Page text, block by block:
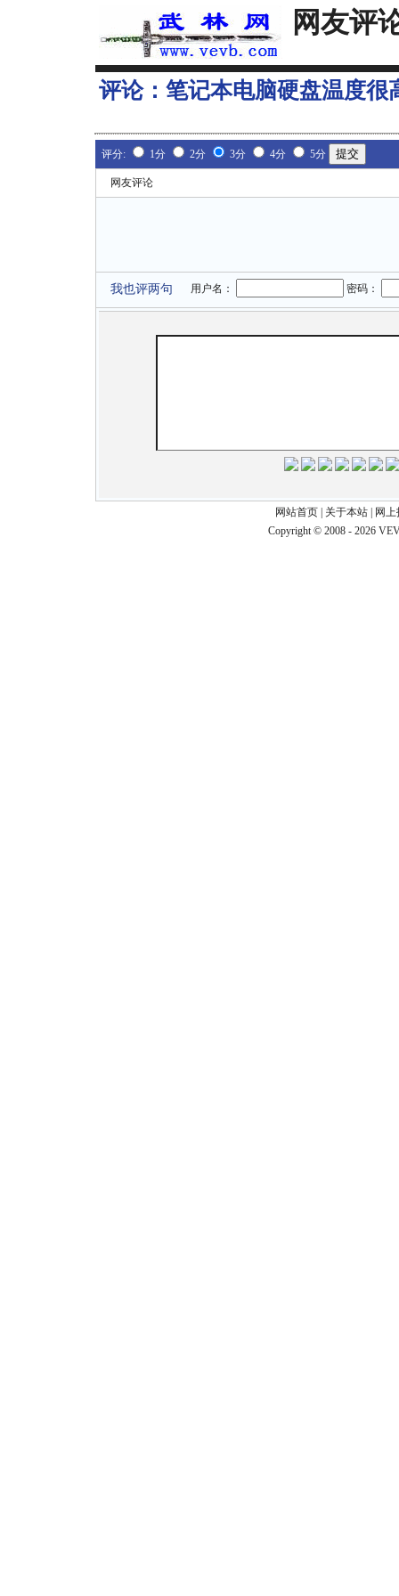
网友评
评论： 笔记本电脑硬盘温度很
评分: 1分 2分 3分 4分 5分
网友评论
我也评两句 用户名： 密码：
网站首页 关于本站
网
Copyright © 2008 - 2026